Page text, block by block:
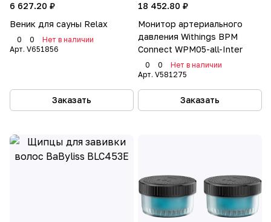
6 627.20 ₽
Веник для сауны Relax
0 0
Нет в наличии
Арт. V651856
Заказать
18 452.80 ₽
Монитор артериального
давления Withings BPM
Connect WPM05-all-Inter
0 0
Нет в наличии
Арт. V581275
Заказать